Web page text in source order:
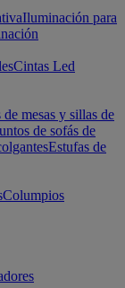
Iluminación para
Cintas Led
mesas y sillas de
de sofás de
Estufas de
Columpios